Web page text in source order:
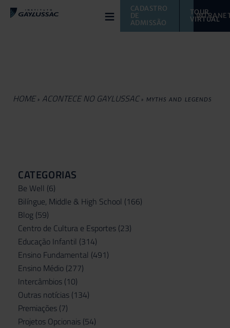
≡
CADASTRO
DE
ADMISSÃO
TOUR
VIRTUAL
HOME » ACONTECE NO GAYLUSSAC » MYTHS AND LEGENDS
CATEGORIAS
Be Well (6)
Bilíngue, Middle & High School (166)
Blog (59)
Centro de Cultura e Esportes (23)
Educação Infantil (314)
Ensino Fundamental (491)
Ensino Médio (277)
Intercâmbios (10)
Outras notícias (134)
Premiações (7)
Projetos Opcionais (54)